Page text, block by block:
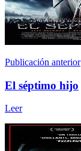
Publicación anterior
El séptimo hijo
Leer